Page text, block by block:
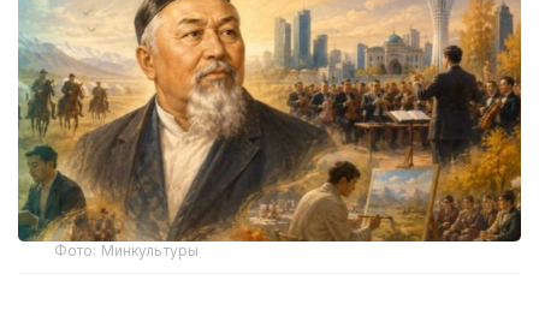
Фото: Минкультуры